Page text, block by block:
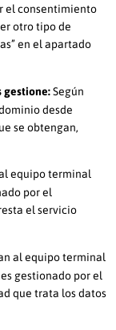
el consentimiento
otro tipo de
en el apartado
gestione:Según
desde
se obtengan,
equipo terminal
por el
el servicio
al equipo terminal
gestionado por el
que trata los datos